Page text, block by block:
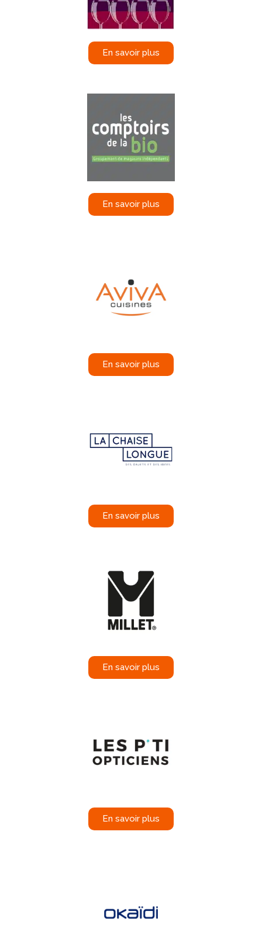
En savoir plus
En savoir plus
En savoir plus
En savoir plus
En savoir plus
En savoir plus